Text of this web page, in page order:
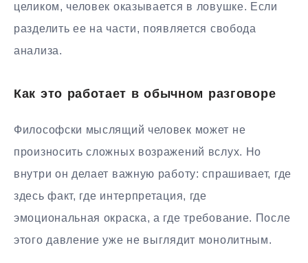
целиком, человек оказывается в ловушке. Если
разделить ее на части, появляется свобода
анализа.
Как это работает в обычном разговоре
Философски мыслящий человек может не
произносить сложных возражений вслух. Но
внутри он делает важную работу: спрашивает, где
здесь факт, где интерпретация, где
эмоциональная окраска, а где требование. После
этого давление уже не выглядит монолитным.